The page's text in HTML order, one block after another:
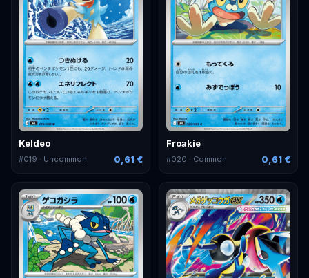
Keldeo
#019 · Uncommon 0,61 €
Froakie
#020 · Common 0,61 €